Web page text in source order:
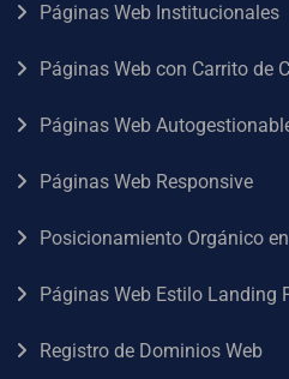
Páginas Web Institucionales
Páginas Web con Carrito de
Páginas Web
Páginas Web Responsive
Posicionamiento Orgánico
Páginas Web Estilo Landing
Registro de Dominios Web